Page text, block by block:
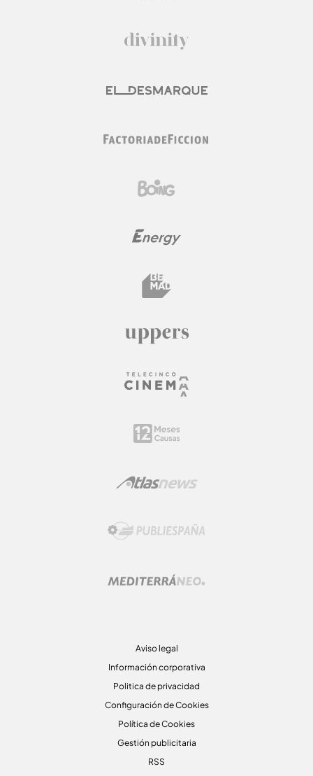
Aviso legal
Información corporativa
Politica de privacidad
Configuración de Cookies
Política de Cookies
Gestión publicitaria
RSS